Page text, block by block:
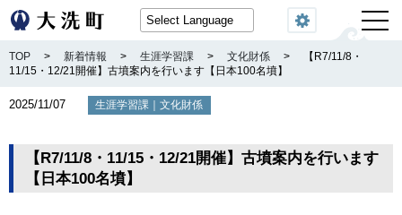
閲覧機能
TOP > 新着情報 > 生涯学習課 > 文化財係 >
【R7/11/8・
11/15・12/21開催】古墳案内を行います【日本100名墳】
2025/11/07 生涯学習課 ｜文化財係
【R7/11/8・11/15・12/21開催】古墳案内を行います
【日本100名墳】